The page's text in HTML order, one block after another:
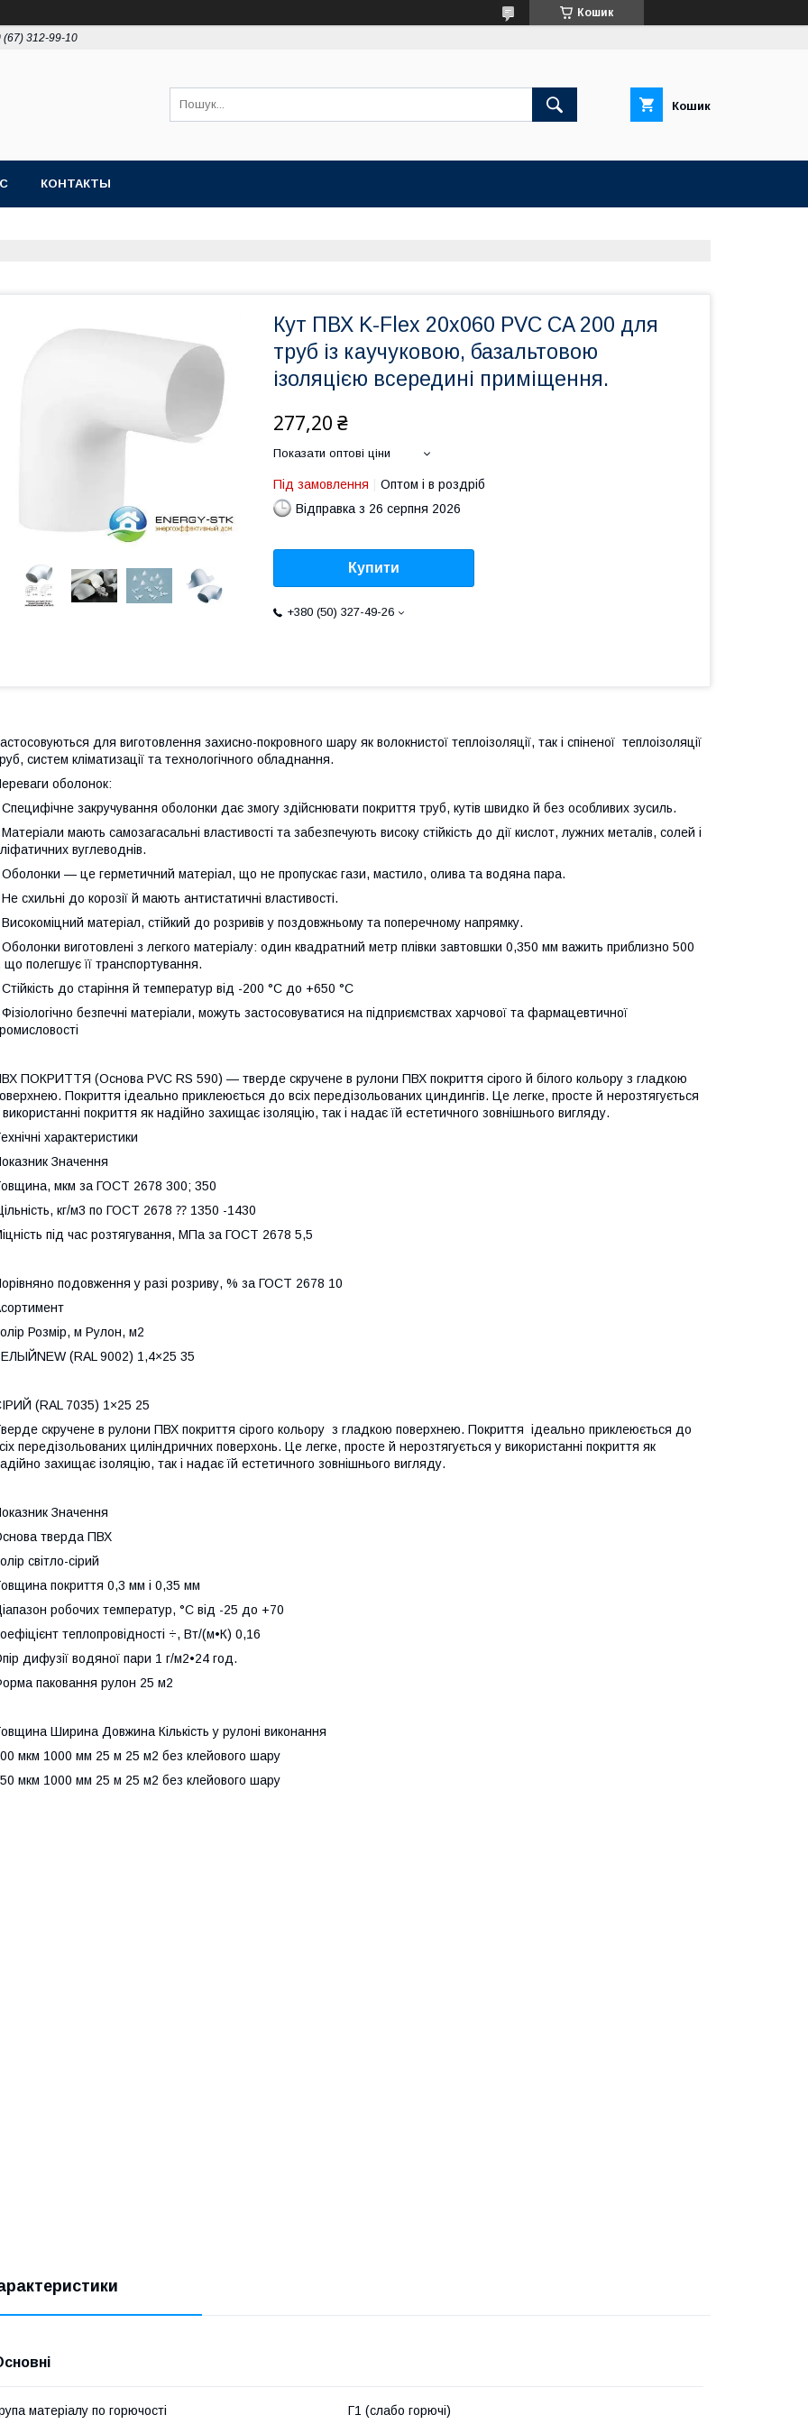
Кошик
(67) 312-99-10
Кошик
КОНТАКТЫ
Кут ПВХ K-Flex 20x060 PVC CA 200 для
труб із каучуковою, базальтовою
ізоляцією всередині приміщення.
277,20 ₴
Показати оптові ціни
Під замовлення
Оптом і в роздріб
Відправка з 26 серпня 2026
Купити
+380 (50) 327-49-26
для виготовлення захисно-покровного шару як волокнистої теплоізоляції, так і спіненої теплоізоляції
систем кліматизації та технологічного обладнання.
оболонок:
Специфічне закручування оболонки дає змогу здійснювати покриття труб, кутів швидко й без особливих зусиль.
Матеріали мають самозагасальні властивості та забезпечують високу стійкість до дії кислот, лужних металів, солей і
вуглеводнів.
Оболонки — це герметичний матеріал, що не пропускає гази, мастило, олива та водяна пара.
Не схильні до корозії й мають антистатичні властивості.
Високоміцний матеріал, стійкий до розривів у поздовжньому та поперечному напрямку.
Оболонки виготовлені з легкого матеріалу: один квадратний метр плівки завтовшки 0,350 мм важить приблизно 500
що полегшує її транспортування.
Стійкість до старіння й температур від -200 °C до +650 °C
Фізіологічно безпечні матеріали, можуть застосовуватися на підприємствах харчової та фармацевтичної
ПОКРИТТЯ (Основа PVC RS 590) — тверде скручене в рулони ПВХ покриття сірого й білого кольору з гладкою
Покриття ідеально приклеюється до всіх передізольованих циндингів. Це легке, просте й нерозтягується
використанні покриття як надійно захищає ізоляцію, так і надає їй естетичного зовнішнього вигляду.
характеристики
Значення
мкм за ГОСТ 2678 300; 350
кг/м3 по ГОСТ 2678 ⁇ 1350 -1430
під час розтягування, МПа за ГОСТ 2678 5,5
подовження у разі розриву, % за ГОСТ 2678 10
Розмір, м Рулон, м2
(RAL 9002) 1,4×25 35
(RAL 7035) 1×25 25
скручене в рулони ПВХ покриття сірого кольору з гладкою поверхнею. Покриття ідеально приклеюється до
передізольованих циліндричних поверхонь. Це легке, просте й нерозтягується у використанні покриття як
захищає ізоляцію, так і надає їй естетичного зовнішнього вигляду.
Значення
тверда ПВХ
світло-сірий
покриття 0,3 мм і 0,35 мм
робочих температур, °C від -25 до +70
теплопровідності ÷, Вт/(м•К) 0,16
дифузії водяної пари 1 г/м2•24 год.
паковання рулон 25 м2
Ширина Довжина Кількість у рулоні виконання
мкм 1000 мм 25 м 25 м2 без клейового шару
мкм 1000 мм 25 м 25 м2 без клейового шару
матеріалу по горючості Г1 (слабо горючі)